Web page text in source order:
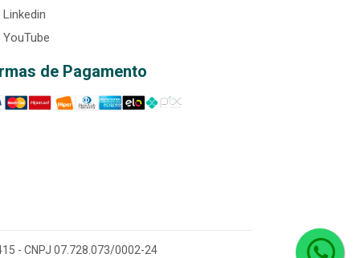
Linkedin
YouTube
de Pagamento
- CNPJ 07.728.073/0002-24